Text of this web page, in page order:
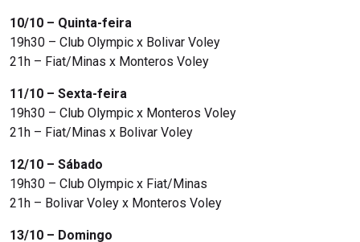
10/10 – Quinta-feira
19h30 – Club Olympic x Bolivar Voley
21h – Fiat/Minas x Monteros Voley
11/10 – Sexta-feira
19h30 – Club Olympic x Monteros Voley
21h – Fiat/Minas x Bolivar Voley
12/10 – Sábado
19h30 – Club Olympic x Fiat/Minas
21h – Bolivar Voley x Monteros Voley
13/10 – Domingo